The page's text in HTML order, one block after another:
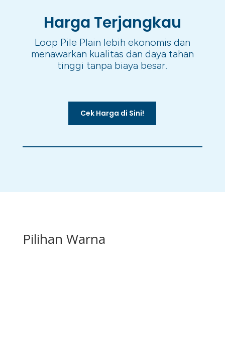
Harga Terjangkau
Loop Pile Plain lebih ekonomis dan
menawarkan kualitas dan daya tahan
tinggi tanpa biaya besar.
Cek Harga di Sini!
Pilihan Warna